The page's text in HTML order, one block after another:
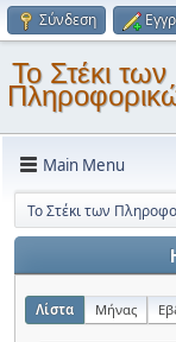
Σύνδεση
Το Στέκι των
Main Menu
Το Στέκι των
Λίστα Μήνας